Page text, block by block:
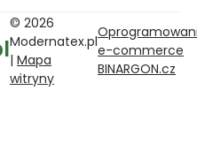
© 2026
Modernatex.pl
| Mapa
witryny
e-commerce
BINARGON.cz